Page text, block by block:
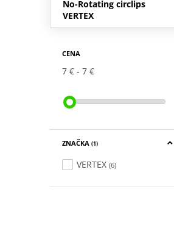
No-Rotating circlips
VERTEX
CENA
7 € 7 €
ZNAČKA (1)
VERTEX (6)